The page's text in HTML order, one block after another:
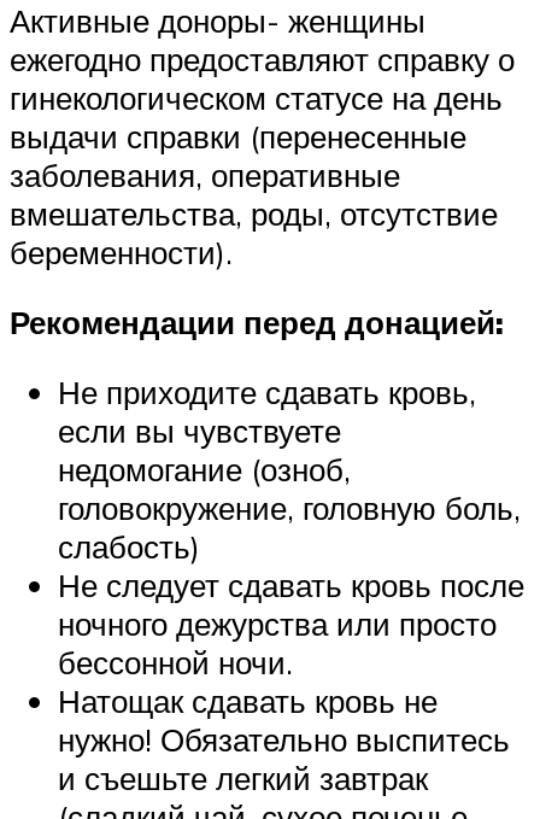
Активные доноры- женщины
ежегодно предоставляют справку о
гинекологическом статусе на день
выдачи справки (перенесенные
заболевания, оперативные
вмешательства, роды, отсутствие
беременности).
Рекомендации перед донацией:
Не приходите сдавать кровь,
если вы чувствуете
недомогание (озноб,
головокружение, головную боль,
слабость)
Не следует сдавать кровь после
ночного дежурства или просто
бессонной ночи.
Натощак сдавать кровь не
нужно! Обязательно выспитесь
и съешьте легкий завтрак